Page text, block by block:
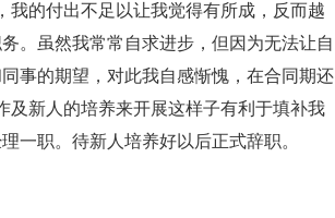
我的付出不足以让我觉得有所成，反而越
。虽然我常常自求进步，但因为无法让自
事的期望，对此我自感惭愧，在合同期还
及新人的培养来开展这样子有利于填补我
一职。待新人培养好以后正式辞职。